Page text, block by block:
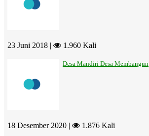
23 Juni 2018 | 1.960 Kali
Desa Mandiri Desa Membangun
18 Desember 2020 | 1.876 Kali